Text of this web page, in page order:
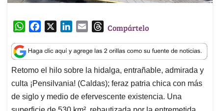
W
a
t
s
A
p
p
c
e
b
o
o
k
n
k
e
d
I
n
a
i
l
T
r
e
a
d
s
Compártelo
Retomo el hilo sobre la hidalga, entrañable, admirada y
culta ¡Pensilvania! (Caldas); feraz patria chica con más
de siglo y medio de efervescente existencia. Una